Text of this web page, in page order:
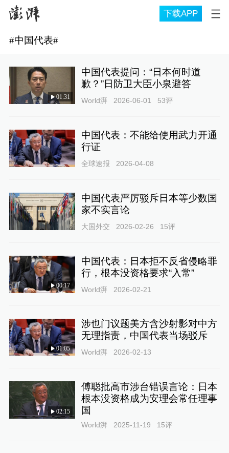
下载APP
#中国代表#
01:31
中国代表提问：“日本何时道
歉？”日防卫大臣小泉避答
World湃 2026-06-01 53评
中国代表：不能给使用武力开通
行证
全球速报 2026-04-08
中国代表严厉驳斥日本等少数国
家不实言论
大国外交 2026-02-26 15评
00:17
中国代表：日本拒不反省侵略罪
行，根本没资格要求“入常”
World湃 2026-02-21
01:05
涉也门议题美方含沙射影对中方
无理指责，中国代表当场驳斥
World湃 2026-02-13
02:15
傅聪批高市涉台错误言论：日本
根本没资格成为安理会常任理事
国
World湃 2025-11-19 15评